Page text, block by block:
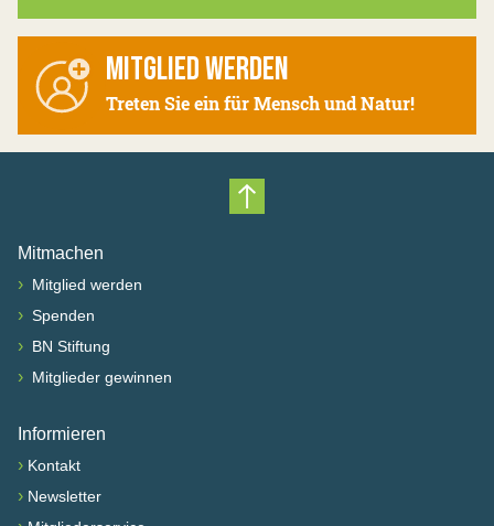
MITGLIED WERDEN
Treten Sie ein für Mensch und Natur!
Nach oben scrollen
Mitmachen
› Mitglied werden
› Spenden
› BN Stiftung
› Mitglieder gewinnen
Informieren
› Kontakt
› Newsletter